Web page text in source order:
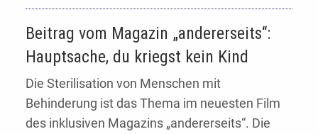
Beitrag vom Magazin „andererseits“:
Hauptsache, du kriegst kein Kind
Die Sterilisation von Menschen mit
Behinderung ist das Thema im neuesten Film
des inklusiven Magazins „andererseits“. Die